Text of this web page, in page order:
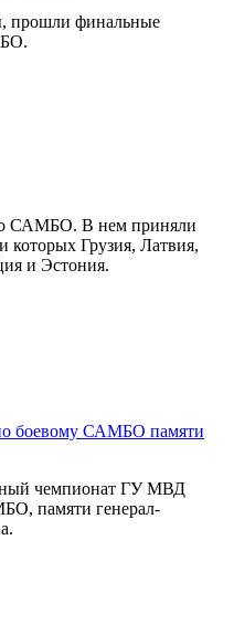
прошли финальные
САМБО. В нем приняли
которых Грузия, Латвия,
и Эстония.
боевому САМБО памяти
чемпионат ГУ МВД
памяти генерал-